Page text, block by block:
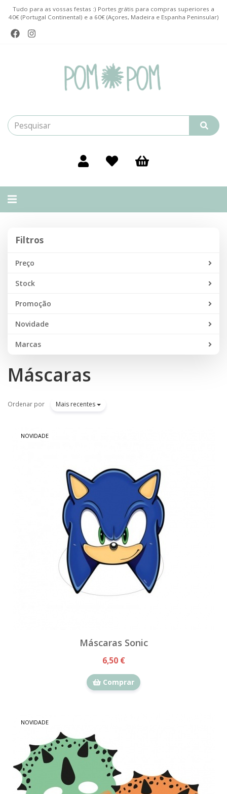
Tudo para as vossas festas :) Portes grátis para compras superiores a
40€ (Portugal Continental) e a 60€ (Açores, Madeira e Espanha Peninsular)
Alternar
Filtros
Preço
Stock
Promoção
Novidade
Marcas
Máscaras
Ordenar por Mais recentes
NOVIDADE
Máscaras Sonic
6,50 €
Comprar
NOVIDADE